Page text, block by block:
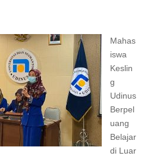
Mahas
iswa
Keslin
g
Udinus
Berpel
uang
Belajar
di Luar